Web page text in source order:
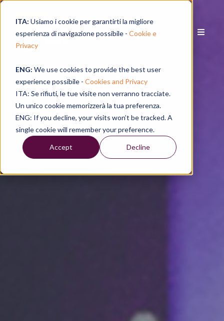
ITA: Usiamo i cookie per garantirti la migliore
esperienza di navigazione possibile - Cookie e
Privacy
ENG: We use cookies to provide the best user
experience possibile - Cookies and Privacy
ITA: Se rifiuti, le tue visite non verranno tracciate.
Un unico cookie memorizzerà la tua preferenza.
ENG: If you decline, your visits won’t be tracked. A
single cookie will remember your preference.
Accept Decline